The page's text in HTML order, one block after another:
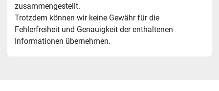
zusammengestellt.
Trotzdem können wir keine Gewähr für die
Fehlerfreiheit und Genauigkeit der enthaltenen
Informationen übernehmen.